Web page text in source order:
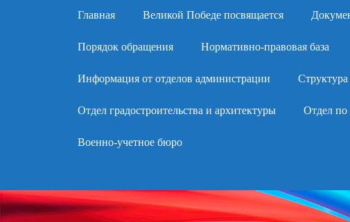
Primary Menu
Skip
content
Главная Великой Победе посвящается
Порядок обращения Нормативно-правовая база
Информация от отделов администрации Структура
Отдел градостроительства и архитектуры Отдел по
Военно-учетное бюро